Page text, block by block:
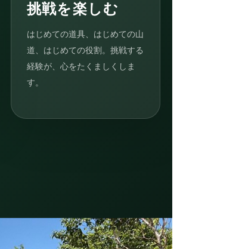
挑戦を楽しむ
はじめての道具、はじめての山
道、はじめての役割。挑戦する
経験が、心をたくましくしま
す。